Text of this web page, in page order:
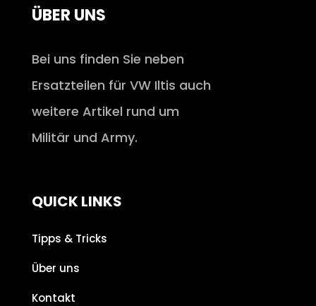
ÜBER UNS
Bei uns finden Sie neben
Ersatzteilen für VW Iltis auch
weitere Artikel rund um
Militär und Army.
QUICK LINKS
Tipps & Tricks
Über uns
Kontakt